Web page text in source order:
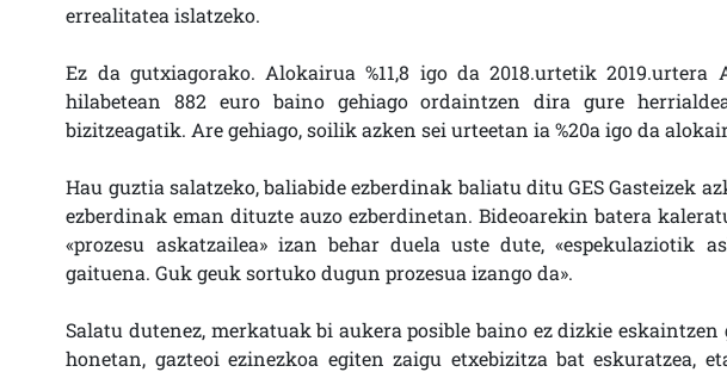
errealitatea islatzeko.
Ez da gutxiagorako. Alokairua %11,8 igo da 2018.urtetik
hilabetean 882 euro baino gehiago ordaintzen dira gure
bizitzeagatik. Are gehiago, soilik azken sei urteetan ia %20a igo da
Hau guztia salatzeko, baliabide ezberdinak baliatu ditu GES Gasteizek
ezberdinak eman dituzte auzo ezberdinetan. Bideoarekin batera
«prozesu askatzailea» izan behar duela uste dute, «espekulaziotik
gaituena. Guk geuk sortuko dugun prozesua izango da».
Salatu dutenez, merkatuak bi aukera posible baino ez dizkie eskaintzen
honetan, gazteoi ezinezkoa egiten zaigu etxebizitza bat eskuratzea,